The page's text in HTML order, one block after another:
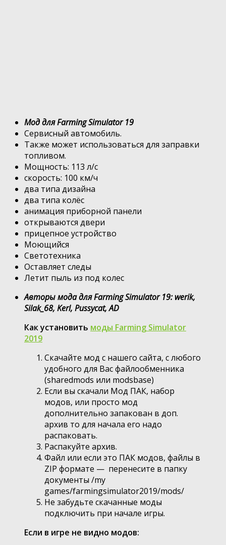
Мод для Farming Simulator 19
Сервисный автомобиль.
Также может использоваться для заправки
топливом.
Мощность: 113 л/с
скорость: 100 км/ч
два типа дизайна
два типа колёс
анимация приборной панели
открываются двери
прицепное устройство
Моющийся
Светотехника
Оставляет следы
Летит пыль из под колес
Авторы мода для Farming Simulator 19: werik,
Silak_68, Kerl, Pussycat, AD
Как установить моды Farming Simulator
2019
Скачайте мод с нашего сайта, с любого
удобного для Вас файлообменника
(sharedmods или modsbase)
Если вы скачали Мод ПАК, набор
модов, или просто мод
дополнительно запакован в доп.
архив то для начала его надо
распаковать.
Распакуйте архив.
Файл или если это ПАК модов, файлы в
ZIP формате — перенесите в папку
документы /my
games/farmingsimulator2019/mods/
Не забудьте скачанные моды
подключить при начале игры.
Если в игре не видно модов: